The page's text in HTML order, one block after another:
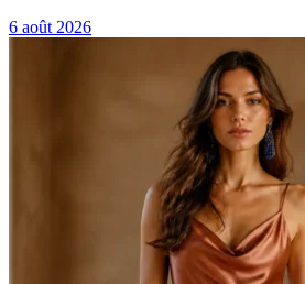
6 août 2026